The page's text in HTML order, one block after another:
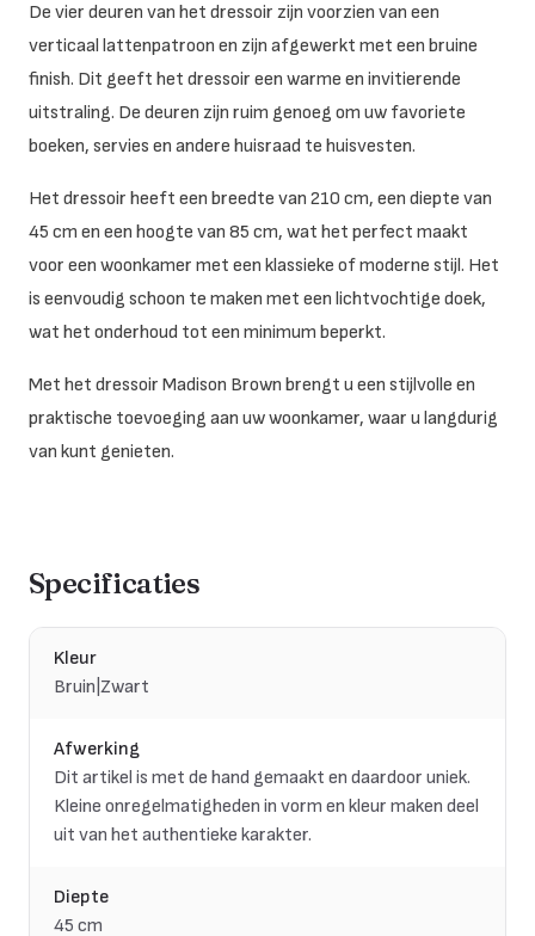
De vier deuren van het dressoir zijn voorzien van een
verticaal lattenpatroon en zijn afgewerkt met een bruine
finish. Dit geeft het dressoir een warme en invitierende
uitstraling. De deuren zijn ruim genoeg om uw favoriete
boeken, servies en andere huisraad te huisvesten.
Het dressoir heeft een breedte van 210 cm, een diepte van
45 cm en een hoogte van 85 cm, wat het perfect maakt
voor een woonkamer met een klassieke of moderne stijl. Het
is eenvoudig schoon te maken met een lichtvochtige doek,
wat het onderhoud tot een minimum beperkt.
Met het dressoir Madison Brown brengt u een stijlvolle en
praktische toevoeging aan uw woonkamer, waar u langdurig
van kunt genieten.
Specificaties
Kleur
Bruin|Zwart
Afwerking
Dit artikel is met de hand gemaakt en daardoor uniek.
Kleine onregelmatigheden in vorm en kleur maken deel
uit van het authentieke karakter.
Diepte
45 cm